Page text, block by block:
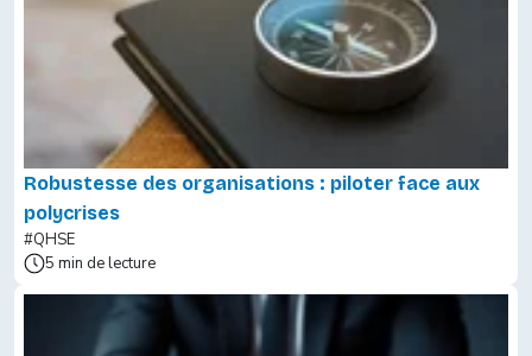
Robustesse des organisations : piloter face aux
polycrises
#QHSE
5 min de lecture